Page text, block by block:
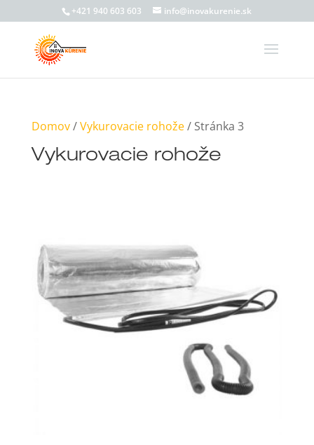
+421 940 603 603 info@inovakurenie.sk
Domov/Vykurovacie rohože/ Stránka 3
Vykurovacie rohože